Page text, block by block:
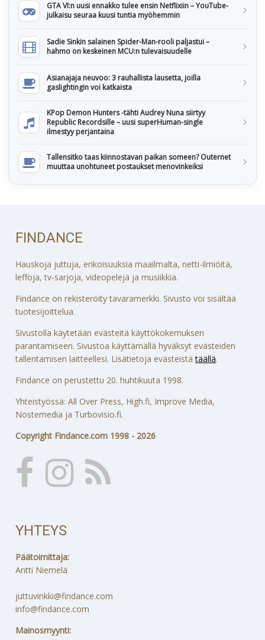
GTA VI:n uusi ennakko tulee ensin Netflixiin – YouTube-
julkaisu seuraa kuusi tuntia myöhemmin
Sadie Sinkin salainen Spider-Man-rooli paljastui –
hahmo on keskeinen MCU:n tulevaisuudelle
Asianajaja neuvoo: 3 rauhallista lausetta, joilla
gaslightingin voi katkaista
KPop Demon Hunters -tähti Audrey Nuna siirtyy
Republic Recordsille – uusi superHuman-single
ilmestyy perjantaina
Tallensitko taas kiinnostavan paikan someen? Outernet
muuttaa unohtuneet postaukset menovinkeiksi
FINDANCE
Hauskoja juttuja, erikoisuuksia maailmalta, netti-ilmiöitä,
leffoja, tv-sarjoja, videopelejä ja musiikkia.
Findance on rekisteröity tavaramerkki. Sivusto voi sisältää
tuotesijoittelua.
Sivustolla käytetään evästeitä käyttökokemuksen
parantamiseen. Sivustoa käyttämällä hyväksyt evästeiden
tallentamisen laitteellesi. Lisätietoja evästeistätäällä.
Findance on perustettu 20. huhtikuuta 1998.
Yhteistyössä: All Over Press, High.fi, Improve Media,
Nostemedia ja Turbovisio.fi.
Copyright Findance.com 1998 - 2026
YHTEYS
Päätoimittaja:
Antti Niemelä
juttuvinkki@findance.com
info@findance.com
Mainosmyynti: